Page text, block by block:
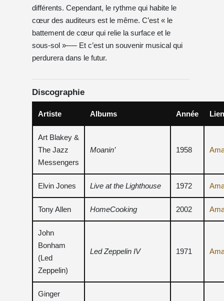
différents. Cependant, le rythme qui habite le
cœur des auditeurs est le même. C’est « le
battement de cœur qui relie la surface et le
sous-sol »── Et c’est un souvenir musical qui
perdurera dans le futur.
Discographie
Artiste Albums Année Lien
Art Blakey &
The Jazz
Messengers
Moanin’ 1958
Elvin Jones Live at the Lighthouse 1972
Tony Allen HomeCooking 2002
John
Bonham
(Led
Zeppelin)
Led Zeppelin IV 1971
Ginger